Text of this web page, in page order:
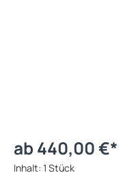
ab 440,00 €*
Inhalt: 1 Stück